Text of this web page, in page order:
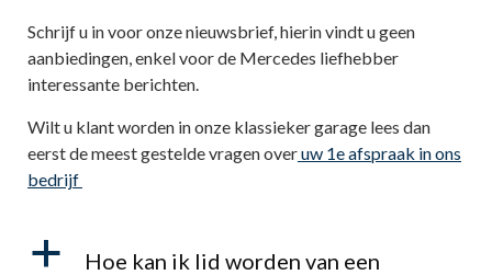
Schrijf u in voor onze nieuwsbrief, hierin vindt u geen
aanbiedingen, enkel voor de Mercedes liefhebber
interessante berichten.
Wilt u klant worden in onze klassieker garage lees dan
eerst de meest gestelde vragen overuw 1e afspraak in ons
bedrijf
a
Hoe kan ik lid worden van een